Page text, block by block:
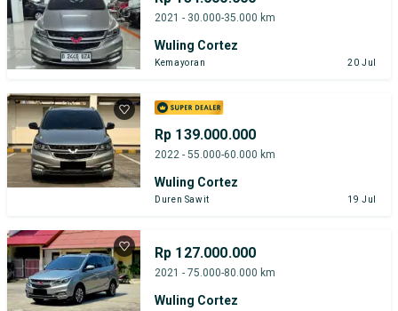
2021 - 30.000-35.000 km
Wuling Cortez
Kemayoran 20 Jul
Rp 139.000.000
2022 - 55.000-60.000 km
Wuling Cortez
Duren Sawit 19 Jul
Rp 127.000.000
2021 - 75.000-80.000 km
Wuling Cortez